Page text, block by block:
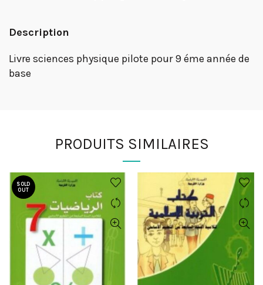
Description
Livre sciences physique pilote pour 9 éme année de
base
PRODUITS SIMILAIRES
SOLD
OUT